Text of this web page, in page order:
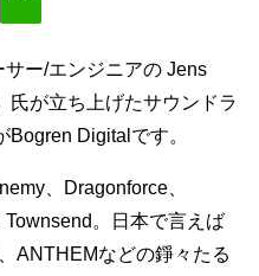
ー/エンジニアの Jens
氏が立ち上げたサウンドラ
Digitalです。
、Dragonforce、
。日本で言えば
ANTHEMなどの錚々たる